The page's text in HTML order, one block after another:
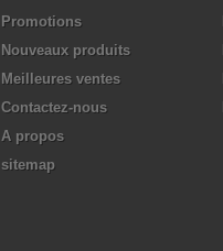
Promotions
Nouveaux produits
Meilleures ventes
Contactez-nous
A propos
sitemap